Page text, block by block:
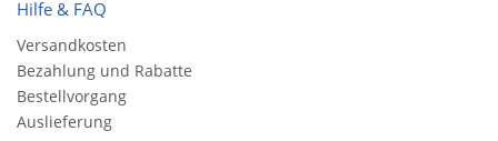
Hilfe & FAQ
Versandkosten
Bezahlung und Rabatte
Bestellvorgang
Auslieferung